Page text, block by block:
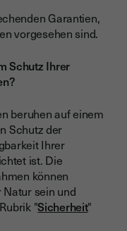
Garantien,
vorgesehen sind.
Schutz Ihrer
beruhen auf einem
Schutz der
Ihrer
ist. Die
können
sein und
"Sicherheit"